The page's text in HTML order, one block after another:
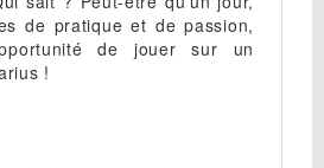
de pratique et de passion,
de jouer sur un
!